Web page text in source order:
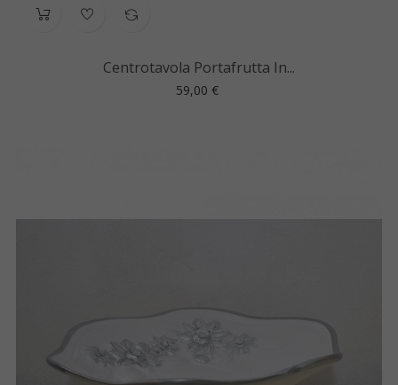
Centrotavola Portafrutta In...
Prezzo
59,00 €